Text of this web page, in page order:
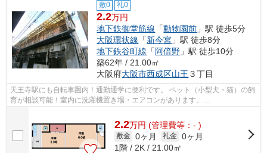
敷0 礼0
2.2万円
地下鉄御堂筋線 「動物園前 」駅 徒歩5分
大阪環状線 「新今宮 」駅 徒歩8分
地下鉄谷町線 「 阿倍野 」駅 徒歩10分
築62年 / 21.00㎡
大阪府大阪市西成区山王 ３丁目
天王寺駅にも自転車圏内！通勤通学に便利です。 ペット（小型犬・猫）の飼
育が相談可能！室内に洗濯機置き場・エアコンがあります。
2.2万円 (管理費等：- )
敷金 0ヶ月 礼金 0ヶ月
1階 / 2K / 21.00㎡